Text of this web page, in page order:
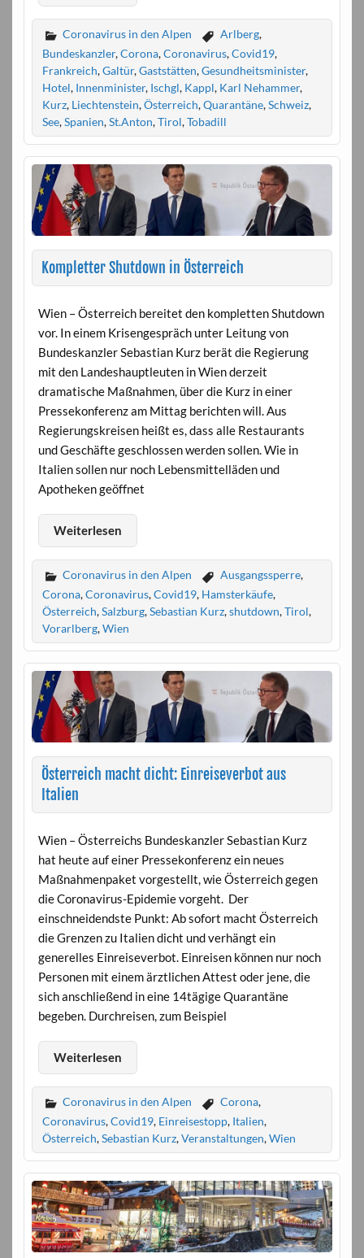
Coronavirus in den Alpen Arlberg,
Bundeskanzler,Corona,Coronavirus,Covid19,
Frankreich,Galtür,Gaststätten,Gesundheitsminister,
Hotel, Innenminister, Ischgl, Kappl, Karl Nehammer,
Kurz, Liechtenstein,Österreich,Quarantäne,Schweiz,
See,Spanien,St.Anton,Tirol,Tobadill
Kompletter Shutdown in Österreich
Wien – Österreich bereitet den kompletten Shutdown
vor. In einem Krisengespräch unter Leitung von
Bundeskanzler Sebastian Kurz berät die Regierung
mit den Landeshauptleuten in Wien derzeit
dramatische Maßnahmen, über die Kurz in einer
Pressekonferenz am Mittag berichten will. Aus
Regierungskreisen heißt es, dass alle Restaurants
und Geschäfte geschlossen werden sollen. Wie in
Italien sollen nur noch Lebensmittelläden und
Apotheken geöffnet
Weiterlesen
Coronavirus in den Alpen Ausgangssperre,
Corona,Coronavirus,Covid19, Hamsterkäufe,
Österreich,Salzburg,Sebastian Kurz,shutdown,Tirol,
Vorarlberg,Wien
Österreich macht dicht: Einreiseverbot aus
Italien
Wien – Österreichs Bundeskanzler Sebastian Kurz
hat heute auf einer Pressekonferenz ein neues
Maßnahmenpaket vorgestellt, wie Österreich gegen
die Coronavirus-Epidemie vorgeht. Der
einschneidendste Punkt: Ab sofort macht Österreich
die Grenzen zu Italien dicht und verhängt ein
generelles Einreiseverbot. Einreisen können nur noch
Personen mit einem ärztlichen Attest oder jene, die
sich anschließend in eine 14tägige Quarantäne
begeben. Durchreisen, zum Beispiel
Weiterlesen
Coronavirus in den Alpen Corona,
Coronavirus,Covid19, Einreisestopp, Italien,
Österreich,Sebastian Kurz,Veranstaltungen,Wien